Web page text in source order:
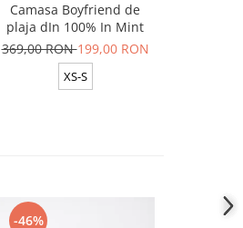
Camasa Boyfriend de
plaja dIn 100% In Mint
369,00 RON199,00 RON
XS-S
-46%